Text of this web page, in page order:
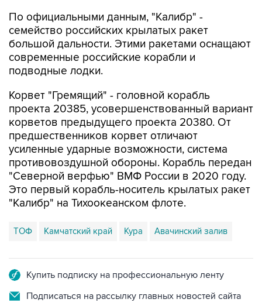
По официальными данным, "Калибр" -
семейство российских крылатых ракет
большой дальности. Этими ракетами оснащают
современные российские корабли и
подводные лодки.
Корвет "Гремящий" - головной корабль
проекта 20385, усовершенствованный вариант
корветов предыдущего проекта 20380. От
предшественников корвет отличают
усиленные ударные возможности, система
противовоздушной обороны. Корабль передан
"Северной верфью" ВМФ России в 2020 году.
Это первый корабль-носитель крылатых ракет
"Калибр" на Тихоокеанском флоте.
ТОФ Камчатский край Кура Авачинский залив
Купить подписку на профессиональную ленту
Подписаться на рассылку главных новостей сайта